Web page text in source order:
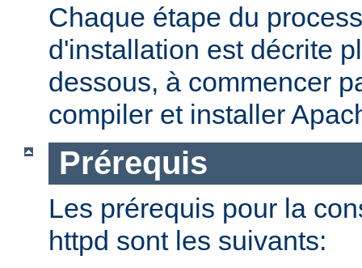
Chaque étape du
d'installation est décrite
dessous, à commencer
compiler et installer
Prérequis
Les prérequis pour la
httpd sont les suivants: